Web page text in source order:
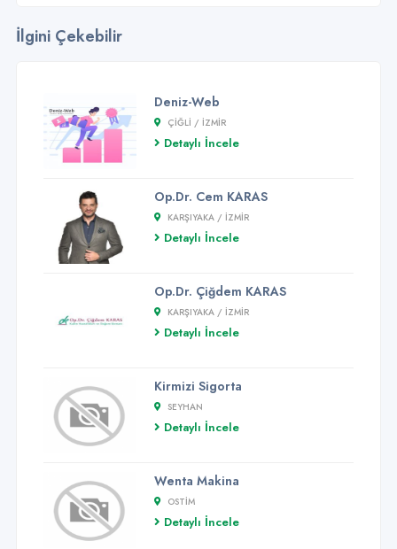
İlgini Çekebilir
Deniz-Web
ÇIĞLI / İZMİR
Detaylı İncele
Op.Dr. Cem KARAS
KARŞIYAKA / İZMİR
Detaylı İncele
Op.Dr. Çiğdem KARAS
KARŞIYAKA / İZMİR
Detaylı İncele
Kirmizi Sigorta
SEYHAN
Detaylı İncele
Wenta Makina
OSTIM
Detaylı İncele